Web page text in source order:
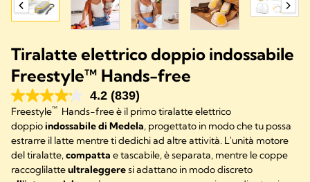
Tiralatte elettrico doppio indossabile
Freestyle™ Hands-free
4.2 (839)
Freestyle™ Hands-free è il primo tiralatte elettrico
doppioindossabile di Medela, progettato in modo che tu possa
estrarre il latte mentre ti dedichi ad altre attività. L'unità motore
del tiralatte,compatta e tascabile, è separata, mentre le coppe
raccoglilatteultraleggeresi adattano in modo discreto